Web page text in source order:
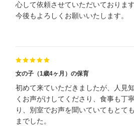
心して依頼させていただいております
今後もよろしくお願いいたします。
女の子（1歳4ヶ月）の保育
初めて来ていただきましたが、人見
くお声がけしてくださり、食事も丁
り、別室でお声を聞いていてもとて
までした。